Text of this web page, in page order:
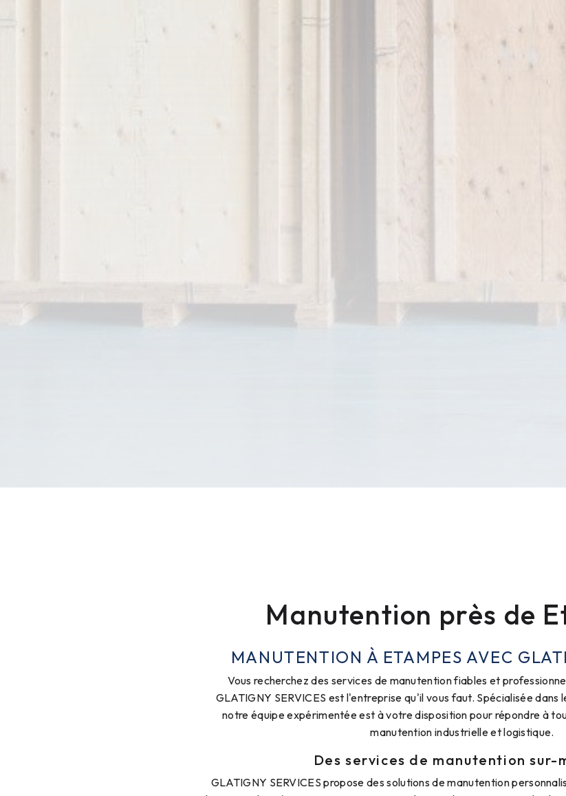
Manutention près de
MANUTENTION À ETAMPES AVEC
Vous recherchez des services de manutention fiables et
GLATIGNY SERVICES est l'entreprise qu'il vous faut. Spécialisée dans
notre équipe expérimentée est à votre disposition pour répondre à
manutention industrielle et logistique.
Des services de manutention sur-
GLATIGNY SERVICES propose des solutions de manutention